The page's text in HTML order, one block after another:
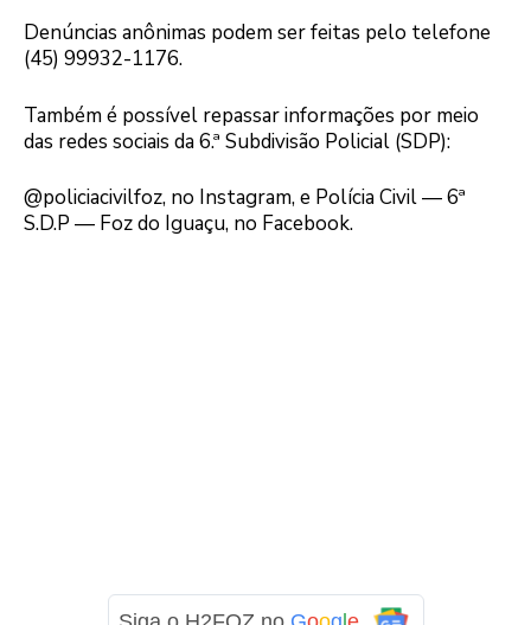
Denúncias anônimas podem ser feitas pelo telefone
(45) 99932-1176.
Também é possível repassar informações por meio
das redes sociais da 6.ª Subdivisão Policial (SDP):
@policiacivilfoz, no Instagram, e Polícia Civil — 6ª
S.D.P — Foz do Iguaçu, no Facebook.